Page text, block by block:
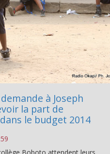
à Joseph
la part de
le budget 2014